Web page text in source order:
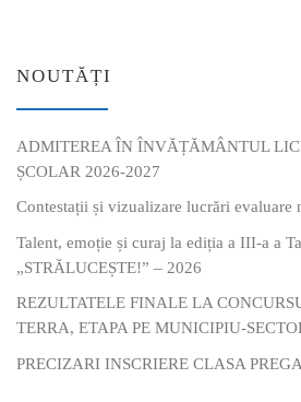
NOUTĂȚI
ADMITEREA ÎN ÎNVĂȚĂMÂNTUL
ȘCOLAR 2026-2027
Contestații și vizualizare lucrări evaluare
Talent, emoție și curaj la ediția a III-a a
„STRĂLUCEȘTE!” – 2026
REZULTATELE FINALE LA
TERRA, ETAPA PE MUNICIPIU-
PRECIZARI INSCRIERE CLASA